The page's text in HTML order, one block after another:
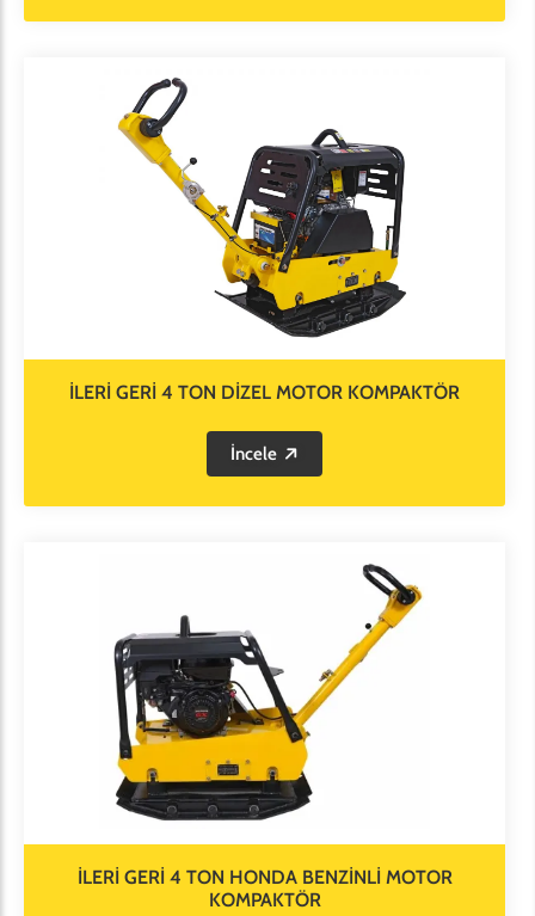
İLERİ GERİ 4 TON DİZEL MOTOR KOMPAKTÖR
İncele
İLERİ GERİ 4 TON HONDA BENZİNLİ MOTOR
KOMPAKTÖR